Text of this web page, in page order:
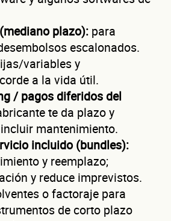
plazo): para
escalonados.
variables y
a la vida útil.
/ pagos diferidos del
te da plazo y
mantenimiento.
incluido (bundles):
y reemplazo;
y reduce imprevistos.
o factoraje para
de corto plazo